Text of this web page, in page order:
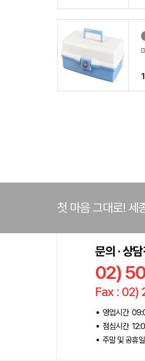
첫 마음 그대로! 세
문의 · 상
02)
Fax : 02)
영업시간
점심시간
주말 및 공휴